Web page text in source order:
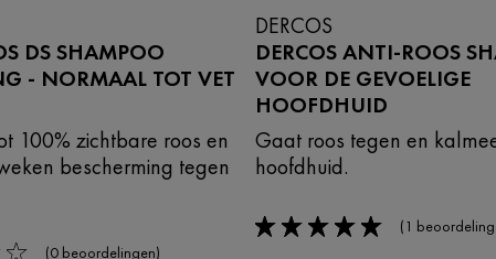
DS SHAMPOO
- NORMAAL TOT VET
100% zichtbare roos en
bescherming tegen
(0 beoordelingen)
DERCOS
DERCOS ANTI-ROOS
VOOR DE GEVOELIGE
HOOFDHUID
Gaat roos tegen en
hoofdhuid.
5/5 (1